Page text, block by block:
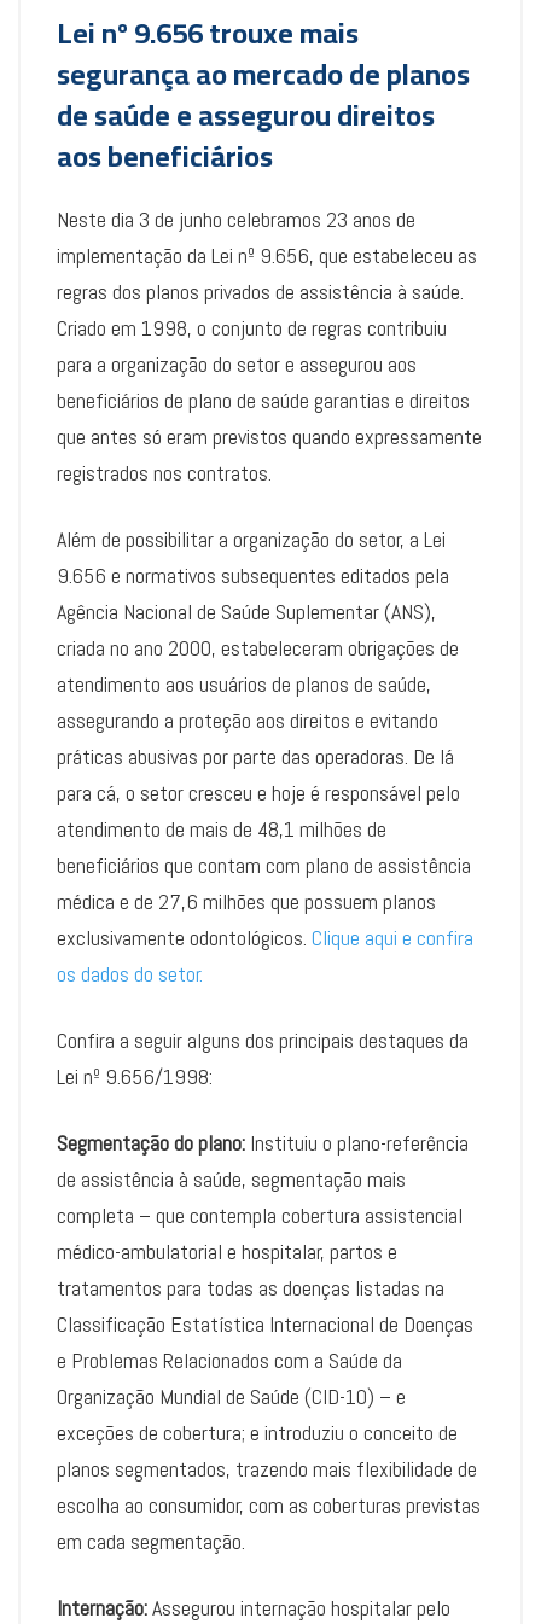
Lei nº 9.656 trouxe mais
segurança ao mercado de planos
de saúde e assegurou direitos
aos beneficiários
Neste dia 3 de junho celebramos 23 anos de
implementação da Lei nº 9.656, que estabeleceu as
regras dos planos privados de assistência à saúde.
Criado em 1998, o conjunto de regras contribuiu
para a organização do setor e assegurou aos
beneficiários de plano de saúde garantias e direitos
que antes só eram previstos quando expressamente
registrados nos contratos.
Além de possibilitar a organização do setor, a Lei
9.656 e normativos subsequentes editados pela
Agência Nacional de Saúde Suplementar (ANS),
criada no ano 2000, estabeleceram obrigações de
atendimento aos usuários de planos de saúde,
assegurando a proteção aos direitos e evitando
práticas abusivas por parte das operadoras. De lá
para cá, o setor cresceu e hoje é responsável pelo
atendimento de mais de 48,1 milhões de
beneficiários que contam com plano de assistência
médica e de 27,6 milhões que possuem planos
exclusivamente odontológicos. Clique aqui e confira
os dados do setor.
Confira a seguir alguns dos principais destaques da
Lei nº 9.656/1998:
Segmentação do plano: Instituiu o plano-referência
de assistência à saúde, segmentação mais
completa – que contempla cobertura assistencial
médico-ambulatorial e hospitalar, partos e
tratamentos para todas as doenças listadas na
Classificação Estatística Internacional de Doenças
e Problemas Relacionados com a Saúde da
Organização Mundial de Saúde (CID-10) – e
exceções de cobertura; e introduziu o conceito de
planos segmentados, trazendo mais flexibilidade de
escolha ao consumidor, com as coberturas previstas
em cada segmentação.
Internação:Assegurou internação hospitalar pelo